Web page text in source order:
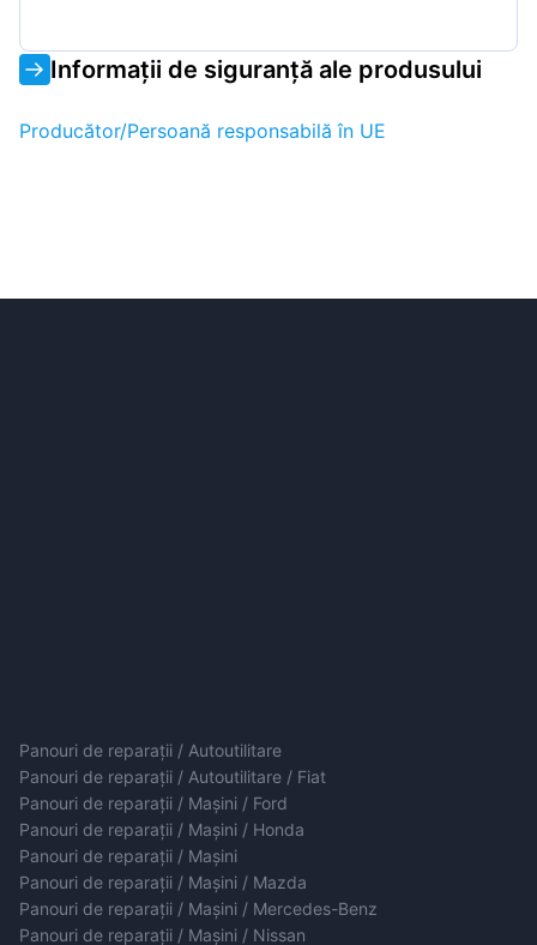
Informații de siguranță ale produsului
Producător/Persoană responsabilă în UE
Panouri de reparații / Autoutilitare
Panouri de reparații / Autoutilitare / Fiat
Panouri de reparații / Mașini / Ford
Panouri de reparații / Mașini / Honda
Panouri de reparații / Mașini
Panouri de reparații / Mașini / Mazda
Panouri de reparații / Mașini / Mercedes-Benz
Panouri de reparații / Mașini / Nissan